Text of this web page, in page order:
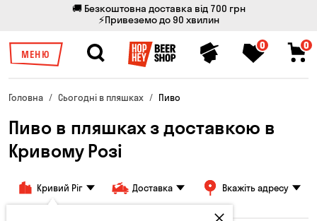
🚚 Безкоштовна доставка від 700 грн
⚡Привеземо до 90 хвилин
МЕНЮ
0 0
Головна Сьогодні в пляшках Пиво
Пиво в пляшках з доставкою в
Кривому Розі
Кривий Ріг Доставка Вкажіть адресу